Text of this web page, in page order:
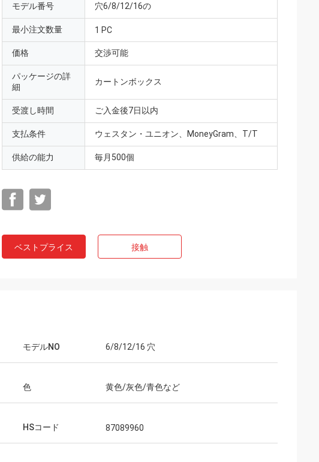
モデル番号 穴6/8/12/16の
最小注文数量 1 PC
価格 交渉可能
パッケージの詳
細
カートンボックス
受渡し時間 ご入金後7日以内
支払条件 ウェスタン・ユニオン、MoneyGram、T/T
供給の能力 毎月500個
ベストプライス 接触
モデルNO 6/8/12/16 穴
色 黄色/灰色/青色など
HSコード 87089960